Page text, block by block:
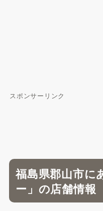
スポンサーリンク
福島県郡山市に
ー」の店舗情報